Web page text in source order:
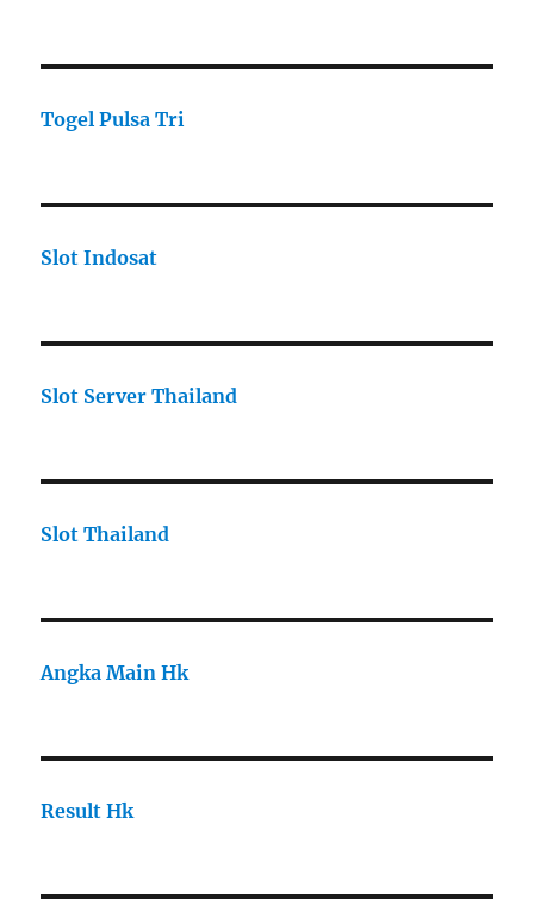
Togel Pulsa Tri
Slot Indosat
Slot Server Thailand
Slot Thailand
Angka Main Hk
Result Hk